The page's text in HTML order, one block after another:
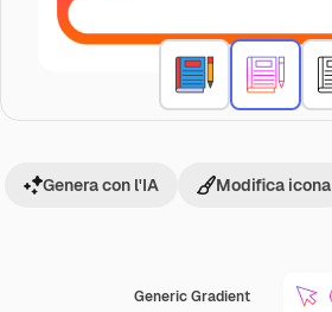
Generic Gradient
Genera con l'IA Modifica icona